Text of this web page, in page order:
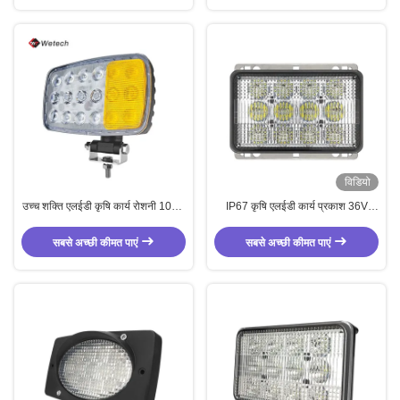
उच्च शक्ति एलईडी कृषि कार्य रोशनी 10V -
सबसे अच्छी कीमत पाएं
विडियो
IP67 कृषि एलईडी कार्य प्रकाश 36V
सबसे अच्छी कीमत पाएं